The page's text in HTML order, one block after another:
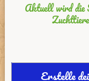
Aktuell wird die
Erstelle